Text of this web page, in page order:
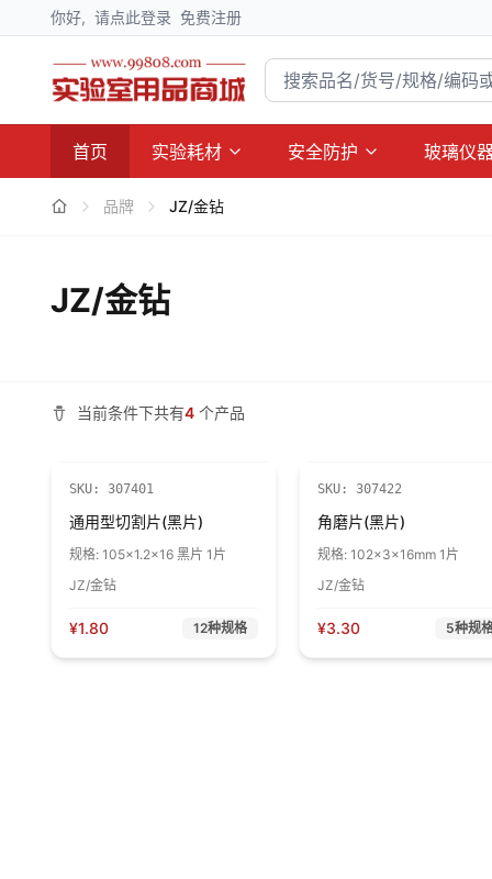
你好, 请点此登录 免费注册
首页 实验耗材 安全防护 玻璃仪
品牌 JZ/金钻
JZ/金钻
当前条件下共有4 个产品
SKU: 307401
通用型切割片(黑片)
规格: 105×1.2×16 黑片 1片
JZ/金钻
¥1.80 12种规格
SKU: 307422
角磨片(黑片)
规格: 102×3×16mm 1片
JZ/金钻
¥3.30 5种规